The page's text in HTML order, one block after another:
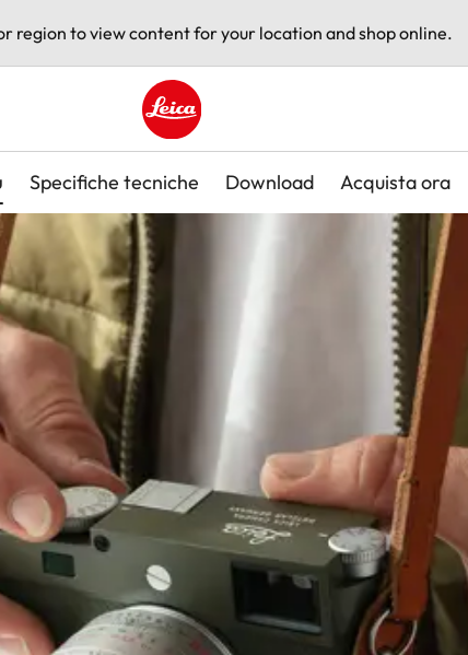
region to view content for your location and shop online.
Leica logo - Home
Specifiche tecniche Download Acquista ora